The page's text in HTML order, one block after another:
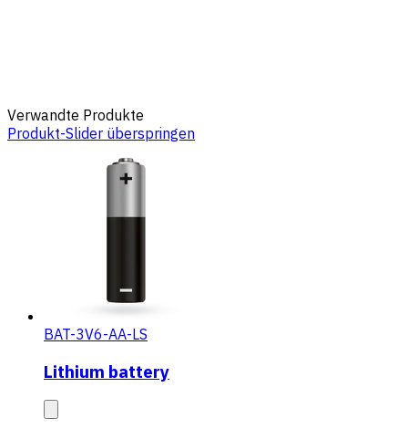
Verwandte Produkte
Produkt-Slider überspringen
BAT-3V6-AA-LS
Lithium battery